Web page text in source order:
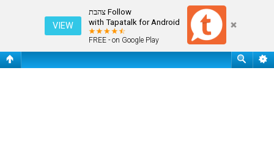
Follow צהבת
with Tapatalk for Android
FREE - on Google Play
VIEW
חיפוש